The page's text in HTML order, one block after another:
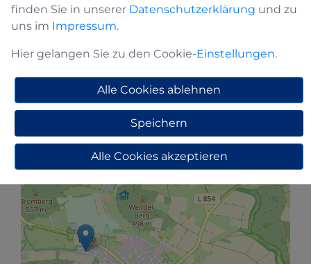
Alle A Ä B C H M P S W
−
finden Sie in unserer Datenschutzerklärung und zu
uns im Impressum.
Hier gelangen Sie zu den Cookie-Einstellungen.
Alle Cookies ablehnen
Speichern
Alle Cookies akzeptieren